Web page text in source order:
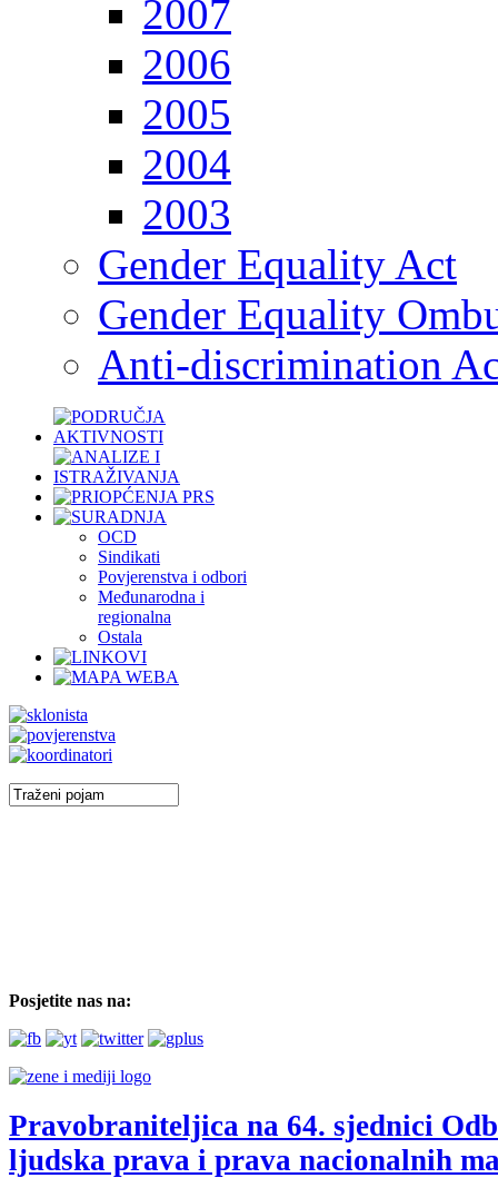
2007
2006
2005
2004
2003
Gender Equality Act
Gender Equality
Anti-discrimination
OCD
Sindikati
Povjerenstva i odbori
Međunarodna i
regionalna
Ostala
Posjetite nas na:
Pravobraniteljica na 64. sjednici
ljudska prava i prava nacionalnih